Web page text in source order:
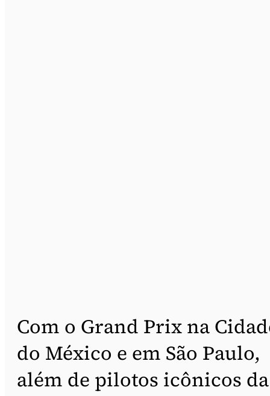
Com o Grand Prix na
do México e em São Paulo,
além de pilotos icônicos da